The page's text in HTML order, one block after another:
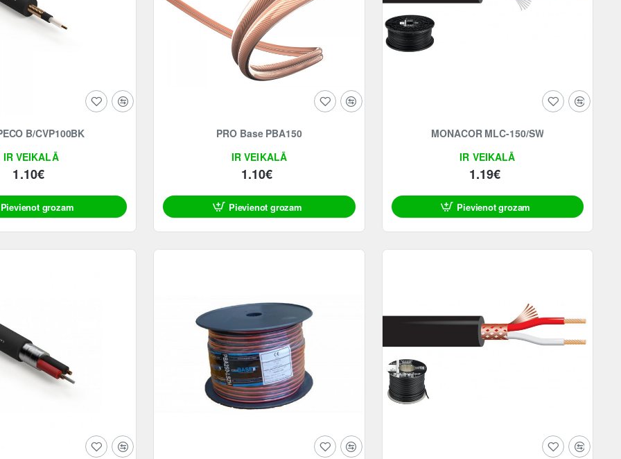
IR VEIKALĀ
B/CVP100BK
1.10€
Pievienot grozam
IR VEIKALĀ
PRO Base PBA150
1.10€
Pievienot grozam
IR VEIKALĀ
MONACOR MLC-150/SW
1.19€
Pievienot grozam